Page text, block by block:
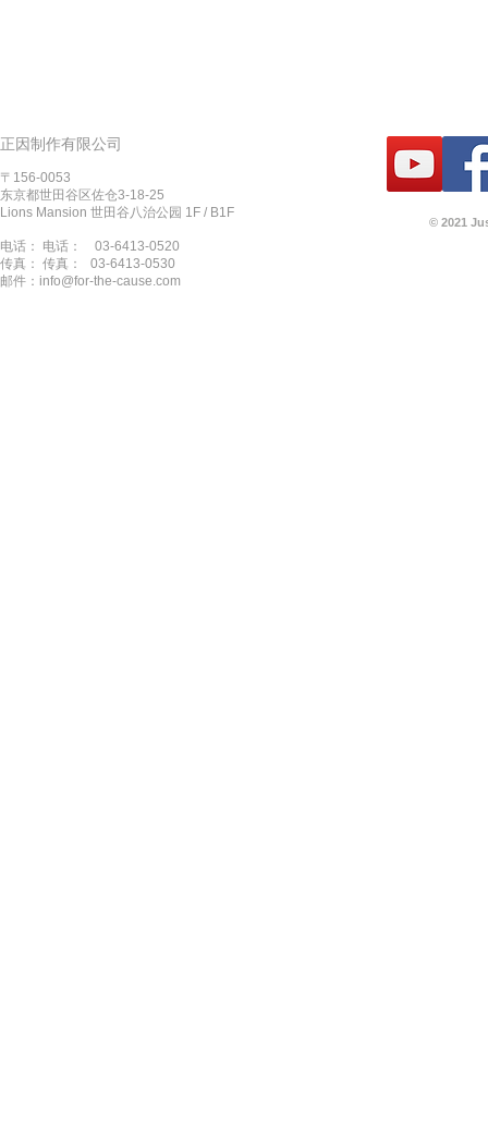
正因制作有限公司
〒156-0053
东京都世田谷区佐仓3-18-25
Lions Mansion 世田谷八治公园 1F / B1F
电话： 电话：
03-6413-0520
传真： 传真：
03-6413-0530
邮件： info@for-the-cause.com
© 2021